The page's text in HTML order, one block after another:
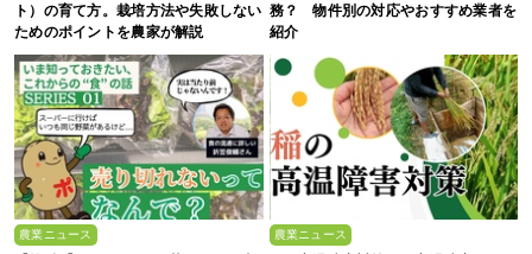
ト）の育て方。栽培方法や失敗しない
ためのポイントを農家が解説
務？ 物件別の対応やおすすめ業者を
紹介
農業ニュース 農業ニュース